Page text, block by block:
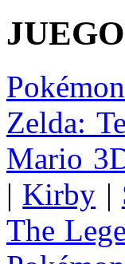
Pokémon
Zelda:
Mario
| Kirby |
The